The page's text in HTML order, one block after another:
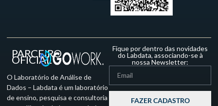
PARCEIRO
OFICIAL
O Laboratório de Análise de
Dados – Labdata é um laboratório
de ensino, pesquisa e consultoria
Fique por dentro das novidades
do Labdata, associando-se à
nossa Newsletter:
FAZER CADASTRO